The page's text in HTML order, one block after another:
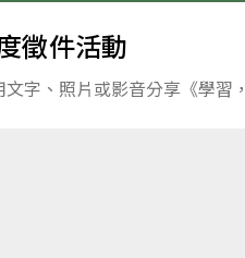
徵件活動
字、照片或影音分享《學習